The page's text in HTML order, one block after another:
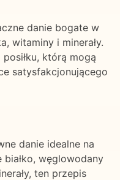
danie bogate w
witaminy i minerały.
którą mogą
satysfakcjonującego
danie idealne na
węglowodany
ten przepis